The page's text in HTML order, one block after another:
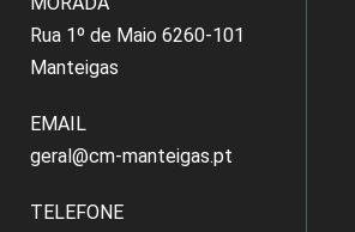
Rua 1º de Maio 6260-101
Manteigas
EMAIL
geral@cm-manteigas.pt
TELEFONE